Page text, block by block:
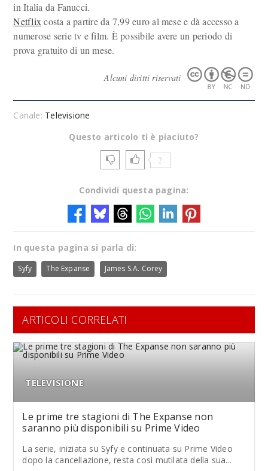
in Italia da Fanucci.
Netflix costa a partire da 7,99 euro al mese e dà accesso a
numerose serie tv e film. È possibile avere un periodo di
prova gratuito di un mese.
Alcuni diritti riservati
Canale: Televisione
Questo articolo ti è piaciuto?
2
Condividi questa pagina:
In questa pagina si parla di:
Syfy The Expanse James S.A. Corey
ARTICOLI CORRELATI
TELEVISIONE
Le prime tre stagioni di The Expanse non
saranno più disponibili su Prime Video
La serie, iniziata su Syfy e continuata su Prime Video
dopo la cancellazione, resta così mutilata della sua...